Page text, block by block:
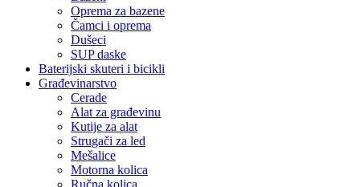
Oprema za bazene
Čamci i oprema
Dušeci
SUP daske
Baterijski skuteri i bicikli
Građevinarstvo
Cerade
Alat za građevinu
Kutije za alat
Strugači za led
Mešalice
Motorna kolica
Ručna kolica